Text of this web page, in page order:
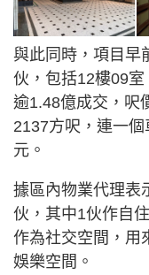
與此同時，項目早
伙，包括12樓09
逾1.48億成交，呎
2137方呎，連一
元。
據區內物業代理表
伙，其中1伙作自
作為社交空間，用
娛樂空間。